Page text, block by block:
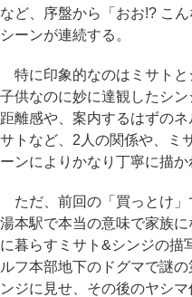
など、序盤から「おお!? こ
シーンが連続する。
特に印象的なのはミサトと
子供なのに妙に達観したシ
距離感や、案内するはずの
サトなど、2人の関係や、ミ
ーンによりかなり丁寧に描か
ただ、前回の「買っとけ」
湯本駅で本当の意味で家族
に暮らすミサト&シンジの描
ルフ本部地下のドグマで謎
ンジに見せ、その後のヤシ